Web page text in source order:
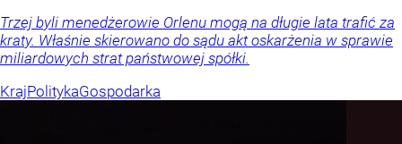
Trzej byli menedżerowie Orlenu mogą na długie lata trafić za
kraty. Właśnie skierowano do sądu akt oskarżenia w sprawie
miliardowych strat państwowej spółki.
KrajPolitykaGospodarka